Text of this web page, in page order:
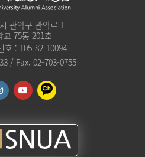
관악구 관악로 1
교 75동 201호
호 : 105-82-10094
/ Fax. 02-703-0755